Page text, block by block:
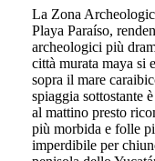
La Zona
Playa Paraíso,
archeologici più
città murata maya si
sopra il mare
spiaggia sottostante
al mattino presto
più morbida e folle
imperdibile per